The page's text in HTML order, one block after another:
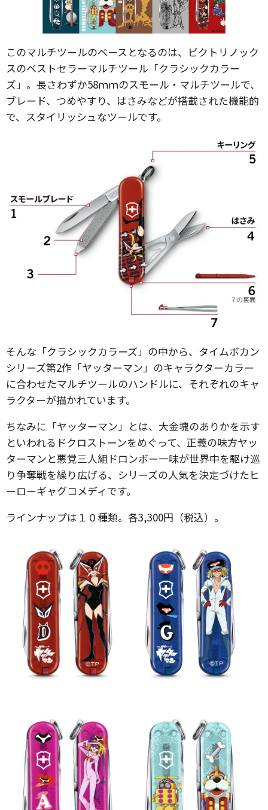
このマルチツールのベースとなるのは、ビクトリノック
スのベストセラーマルチツール「クラシックカラー
ズ」。長さわずか58ｍｍのスモール・マルチツールで、
ブレード、つめやすり、はさみなどが搭載された機能的
で、スタイリッシュなツールです。
そんな「クラシックカラーズ」の中から、タイムボカン
シリーズ第2作「ヤッターマン」のキャラクターカラー
に合わせたマルチツールのハンドルに、それぞれのキャ
ラクターが描かれています。
ちなみに「ヤッターマン」とは、大金塊のありかを示す
といわれるドクロストーンをめぐって、正義の味方ヤッ
ターマンと悪党三人組ドロンボー一味が世界中を駆け巡
り争奪戦を繰り広げる、シリーズの人気を決定づけたヒ
ーローギャグコメディです。
ラインナップは１０種類。各3,300円（税込）。